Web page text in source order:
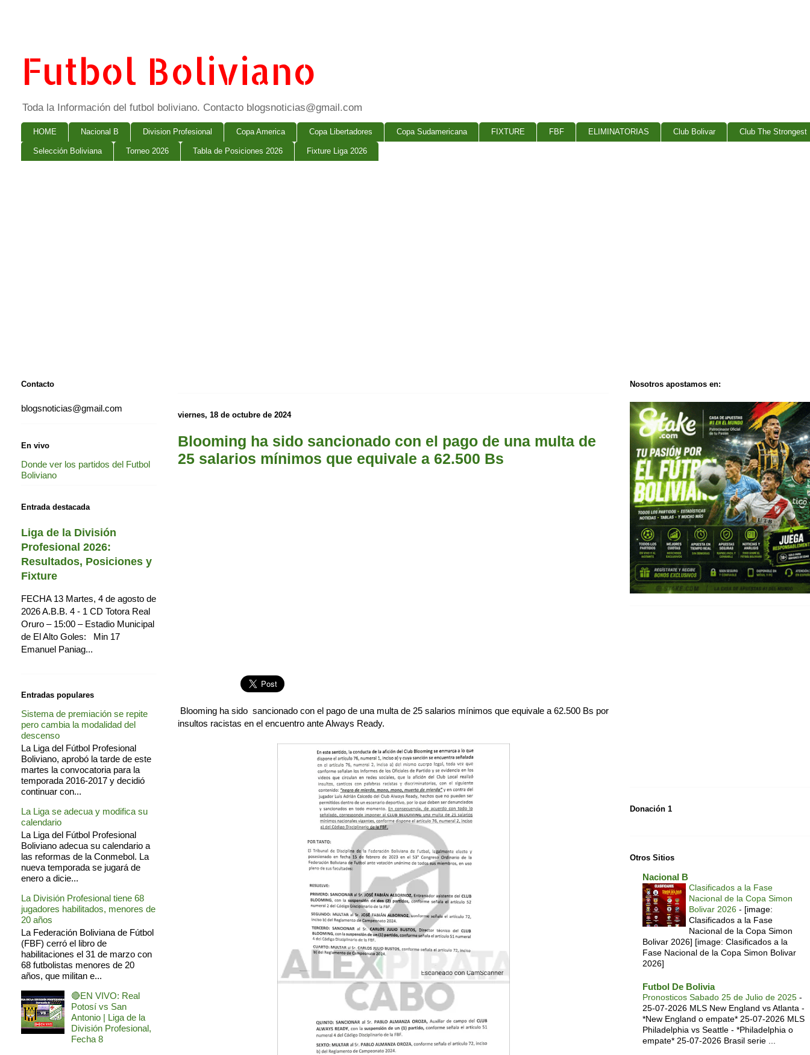
Futbol Boliviano
Toda la Información del futbol boliviano. Contacto blogsnoticias@gmail.com
HOME Nacional B Division Profesional Copa America Copa Libertadores Copa Sudamericana FIXTURE FBF ELIMINATORIAS Club Bolivar Club The Strongest
Selección Boliviana Torneo 2026 Tabla de Posiciones 2026 Fixture Liga 2026
viernes, 18 de octubre de 2024
Blooming ha sido sancionado con el pago de una multa de
25 salarios mínimos que equivale a 62.500 Bs
Blooming ha sido sancionado con el pago de una multa de 25 salarios mínimos que equivale a 62.500 Bs por
insultos racistas en el encuentro ante Always Ready.
Contacto
blogsnoticias@gmail.com
En vivo
Donde ver los partidos del Futbol
Boliviano
Entrada destacada
Liga de la División
Profesional 2026:
Resultados, Posiciones y
Fixture
FECHA 13 Martes, 4 de agosto de
2026 A.B.B. 4 - 1 CD Totora Real
Oruro – 15:00 – Estadio Municipal
de El Alto Goles: Min 17
Emanuel Paniag...
Entradas populares
Sistema de premiación se repite
pero cambia la modalidad del
descenso
La Liga del Fútbol Profesional
Boliviano, aprobó la tarde de este
martes la convocatoria para la
temporada 2016-2017 y decidió
continuar con...
La Liga se adecua y modifica su
calendario
La Liga del Fútbol Profesional
Boliviano adecua su calendario a
las reformas de la Conmebol. La
nueva temporada se jugará de
enero a dicie...
La División Profesional tiene 68
jugadores habilitados, menores de
20 años
La Federación Boliviana de Fútbol
(FBF) cerró el libro de
habilitaciones el 31 de marzo con
68 futbolistas menores de 20
años, que militan e...
🔴EN VIVO: Real
Potosí vs San
Antonio | Liga de la
División Profesional,
Fecha 8
Nosotros apostamos en:
Donación 1
Otros Sitios
Nacional B
Clasificados a la Fase
Nacional de la Copa Simon
Bolivar 2026 - [image:
Clasificados a la Fase
Nacional de la Copa Simon
Bolivar 2026] [image: Clasificados a la
Fase Nacional de la Copa Simon Bolivar
2026]
Futbol De Bolivia
Pronosticos Sabado 25 de Julio de 2025 -
25-07-2026 MLS New England vs Atlanta -
*New England o empate* 25-07-2026 MLS
Philadelphia vs Seattle - *Philadelphia o
empate* 25-07-2026 Brasil serie ...